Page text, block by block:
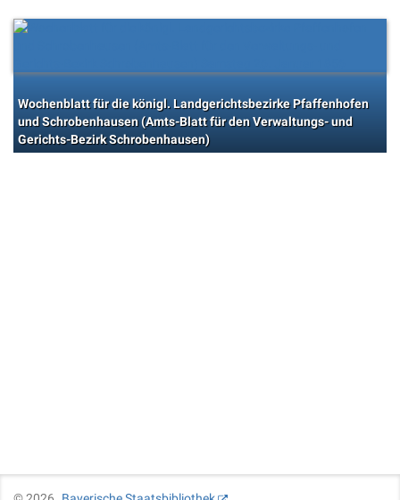
Wochenblatt für die königl. Landgerichtsbezirke Pfaffenhofen
und Schrobenhausen (Amts-Blatt für den Verwaltungs- und
Gerichts-Bezirk Schrobenhausen)